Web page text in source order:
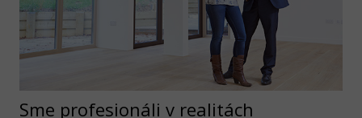
Sme profesionáli v realitách